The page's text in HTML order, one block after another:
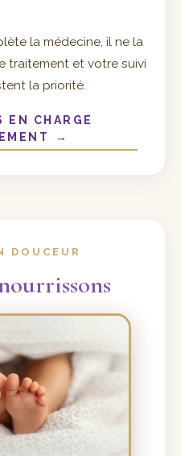
la médecine, il ne la
traitement et votre suivi
la priorité.
EN CHARGE
→
DOUCEUR